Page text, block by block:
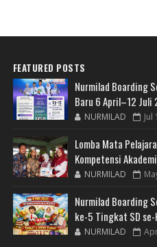
FEATURED POSTS
Nurmilad Boarding
Baru 6 April–12 Juli
NURMILAD Jul
Lomba Mata
Kompetensi
NURMILAD
Nurmilad Boarding
ke-5 Tingkat SD se-
NURMILAD